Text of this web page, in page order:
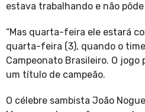
estava trabalhando e não
“Mas quarta-feira ele estará
quarta-feira (3), quando o
Campeonato Brasileiro. O jogo
um título de campeão.
O célebre sambista João